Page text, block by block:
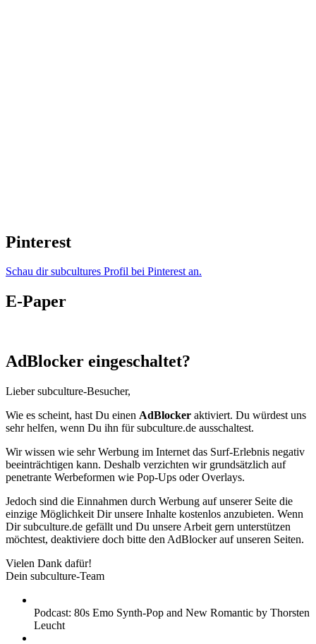
Pinterest
Schau dir subcultures Profil bei Pinterest an.
E-Paper
AdBlocker eingeschaltet?
Lieber subculture-Besucher,
Wie es scheint, hast Du einen AdBlocker aktiviert. Du würdest uns
sehr helfen, wenn Du ihn für subculture.de ausschaltest.
Wir wissen wie sehr Werbung im Internet das Surf-Erlebnis negativ
beeinträchtigen kann. Deshalb verzichten wir grundsätzlich auf
penetrante Werbeformen wie Pop-Ups oder Overlays.
Jedoch sind die Einnahmen durch Werbung auf unserer Seite die
einzige Möglichkeit Dir unsere Inhalte kostenlos anzubieten. Wenn
Dir subculture.de gefällt und Du unsere Arbeit gern unterstützen
möchtest, deaktiviere doch bitte den AdBlocker auf unseren Seiten.
Vielen Dank dafür!
Dein subculture-Team
Podcast: 80s Emo Synth-Pop and New Romantic by Thorsten
Leucht